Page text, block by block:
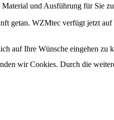
und Ausführung für Sie
getan. WZMtec verfügt jetzt
auf Ihre Wünsche eingehen zu
wir Cookies. Durch die